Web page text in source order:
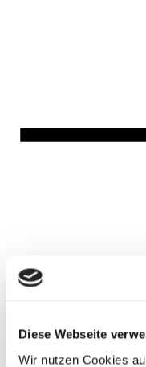
Diese Webseite
Wir nutzen Cookies